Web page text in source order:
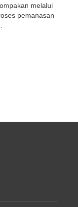
melalui
pemanasan